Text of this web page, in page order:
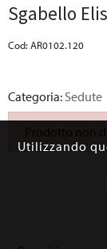
Sgabello
Cod: AR0102.120
Categoria: Sedute
Utilizzando